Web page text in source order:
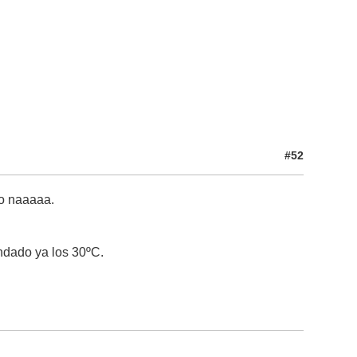
#52
naaaaa.
ya los 30ºC.